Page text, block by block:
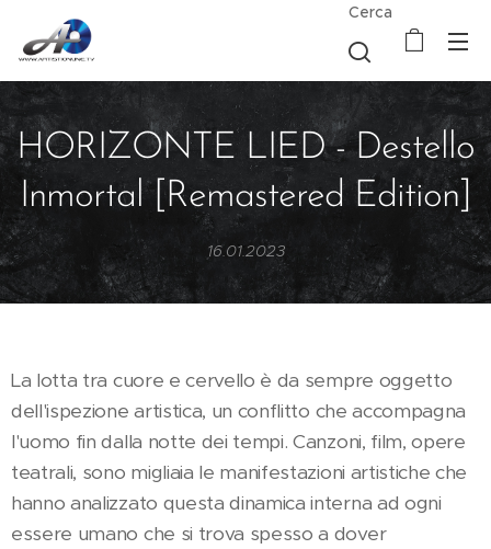
Cerca
HORIZONTE LIED - Destello
Inmortal [Remastered Edition]
16.01.2023
La lotta tra cuore e cervello è da sempre oggetto
dell'ispezione artistica, un conflitto che accompagna
l'uomo fin dalla notte dei tempi. Canzoni, film, opere
teatrali, sono migliaia le manifestazioni artistiche che
hanno analizzato questa dinamica interna ad ogni
essere umano che si trova spesso a dover